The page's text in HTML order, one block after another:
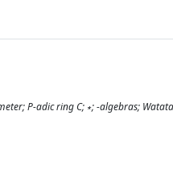
P-adic ring C; ∗; -algebras;